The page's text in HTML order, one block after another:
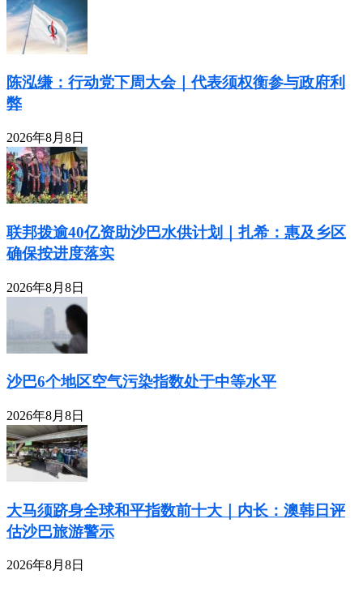
陈泓缣：行动党下周大会｜代表须权衡参与政府利
弊
2026年8月8日
联邦拨逾40亿资助沙巴水供计划｜扎希：惠及乡区
确保按进度落实
2026年8月8日
沙巴6个地区空气污染指数处于中等水平
2026年8月8日
大马须跻身全球和平指数前十大｜内长：澳韩日评
估沙巴旅游警示
2026年8月8日